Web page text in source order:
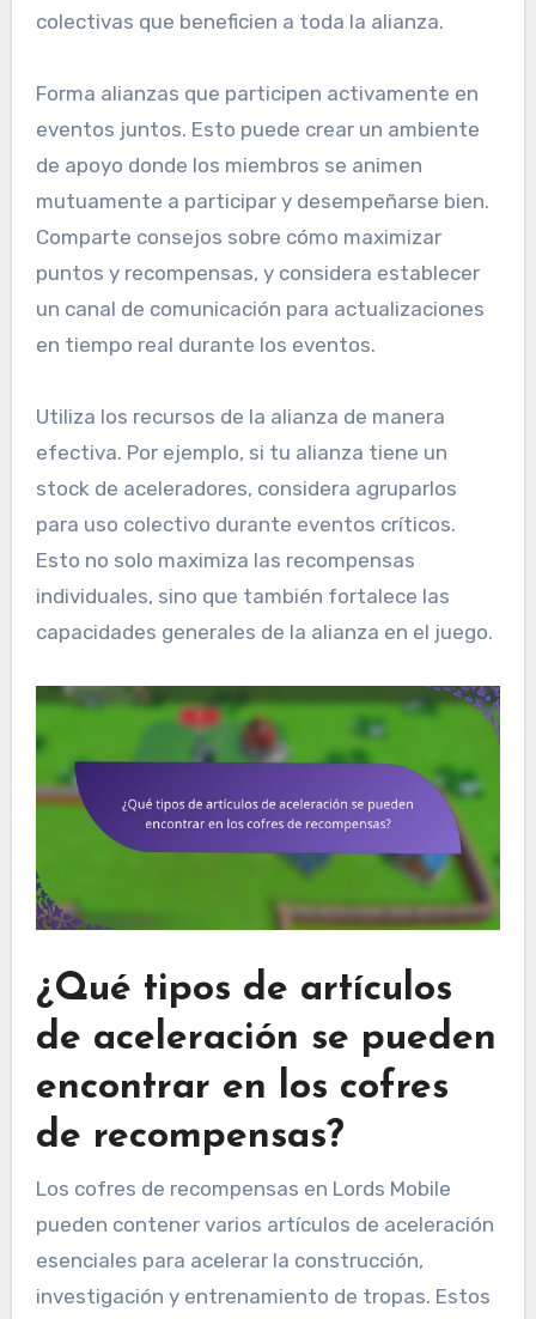
colectivas que beneficien a toda la alianza.
Forma alianzas que participen activamente en
eventos juntos. Esto puede crear un ambiente
de apoyo donde los miembros se animen
mutuamente a participar y desempeñarse bien.
Comparte consejos sobre cómo maximizar
puntos y recompensas, y considera establecer
un canal de comunicación para actualizaciones
en tiempo real durante los eventos.
Utiliza los recursos de la alianza de manera
efectiva. Por ejemplo, si tu alianza tiene un
stock de aceleradores, considera agruparlos
para uso colectivo durante eventos críticos.
Esto no solo maximiza las recompensas
individuales, sino que también fortalece las
capacidades generales de la alianza en el juego.
¿Qué tipos de artículos
de aceleración se pueden
encontrar en los cofres
de recompensas?
Los cofres de recompensas en Lords Mobile
pueden contener varios artículos de aceleración
esenciales para acelerar la construcción,
investigación y entrenamiento de tropas. Estos